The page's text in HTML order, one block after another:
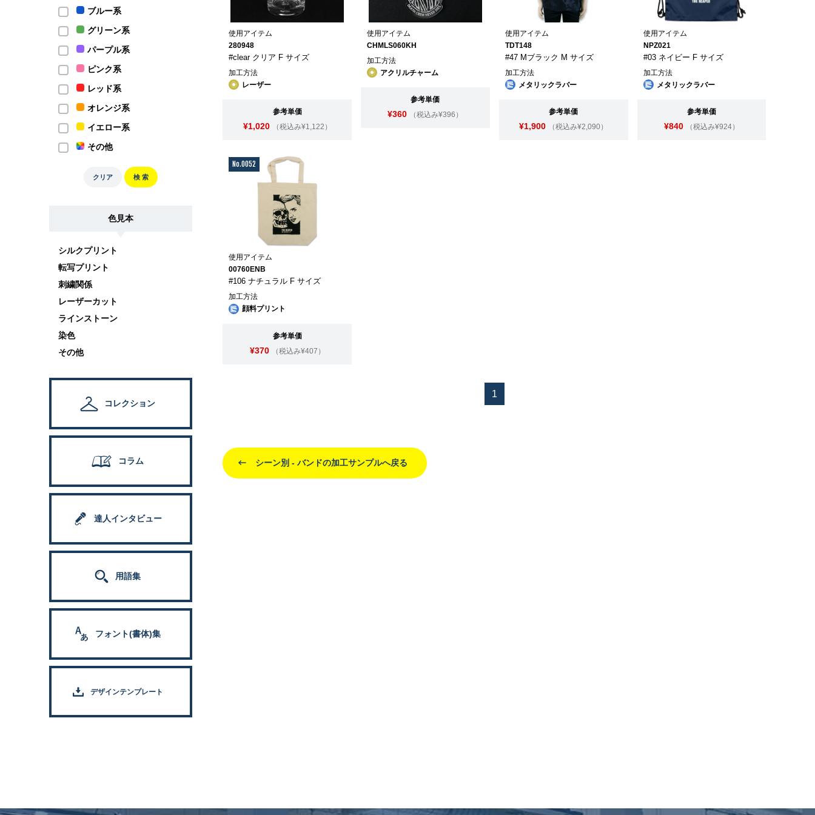
ブルー系
グリーン系
パープル系
ピンク系
レッド系
オレンジ系
イエロー系
その他
クリア 検 索
色見本
シルクプリント
転写プリント
刺繍関係
レーザーカット
ラインストーン
染色
その他
コレクション
コラム
達人インタビュー
用語集
フォント(書体)集
デザインテンプレート
使用アイテム
280948
#clear クリア F サイズ
加工方法
レーザー
参考単価
¥1,020 （税込み¥1,122）
使用アイテム
CHMLS060KH
加工方法
アクリルチャーム
参考単価
¥360 （税込み¥396）
使用アイテム
TDT148
#47 Mブラック M サイズ
加工方法
メタリックラバー
参考単価
¥1,900 （税込み¥2,090）
使用アイテム
NPZ021
#03 ネイビー F サイズ
加工方法
メタリックラバー
参考単価
¥840 （税込み¥924）
No.0052
使用アイテム
00760ENB
#106 ナチュラル F サイズ
加工方法
顔料プリント
参考単価
¥370 （税込み¥407）
1
シーン別 - バンドの加工サンプルへ戻る